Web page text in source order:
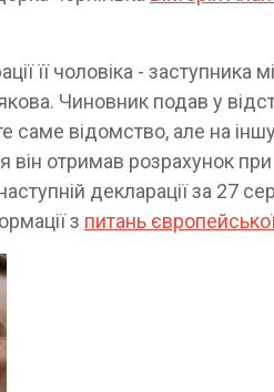
її чоловіка - заступника
Чиновник подав у
відомство, але на
отримав розрахунок при
декларації за 27
з питань європейської